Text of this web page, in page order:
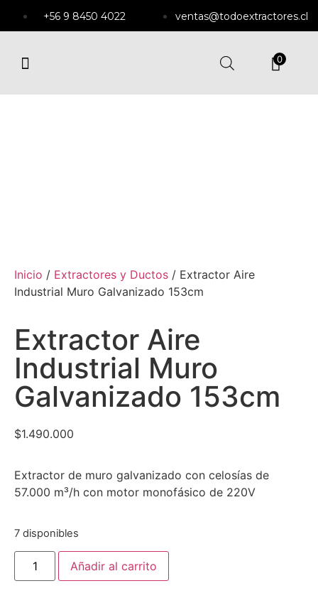
+56 9 8450 4022 ventas@todoextractores.cl
0
Inicio / Extractores y Ductos / Extractor Aire
Industrial Muro Galvanizado 153cm
Extractor Aire
Industrial Muro
Galvanizado 153cm
$1.490.000
Extractor de muro galvanizado con celosías de
57.000 m³/h con motor monofásico de 220V
7 disponibles
Añadir al carrito